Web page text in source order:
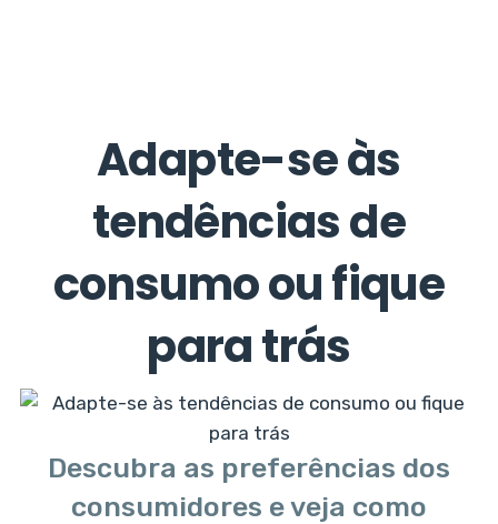
Adapte-se às
tendências de
consumo ou fique
para trás
Descubra as preferências dos
consumidores e veja como